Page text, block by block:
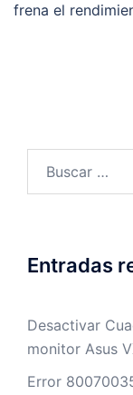
frena el
Entradas
Desactivar
monitor Asus
Error